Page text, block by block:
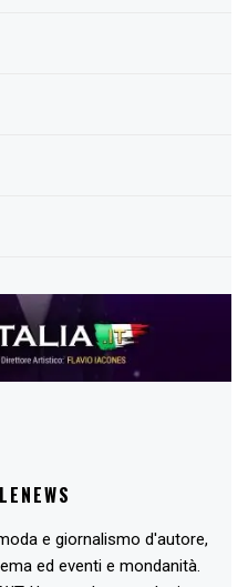
e giornalismo d'autore,
ed eventi e mondanità.